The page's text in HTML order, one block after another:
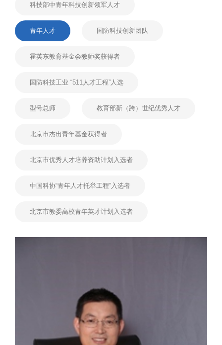
科技部中青年科技创新领军人才
青年人才 国防科技创新团队
霍英东教育基金会教师奖获得者
国防科技工业 “511人才工程”人选
型号总师 教育部新（跨）世纪优秀人才
北京市杰出青年基金获得者
北京市优秀人才培养资助计划入选者
中国科协“青年人才托举工程”入选者
北京市教委高校青年英才计划入选者